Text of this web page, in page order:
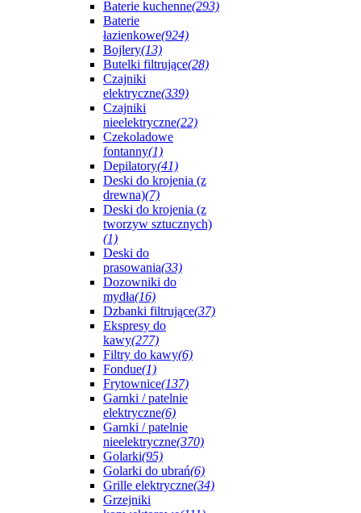
Baterie kuchenne(293)
Baterie
łazienkowe(924)
Bojlery(13)
Butelki filtrujące(28)
Czajniki
elektryczne(339)
Czajniki
nieelektryczne(22)
Czekoladowe
fontanny(1)
Depilatory(41)
Deski do krojenia (z
drewna)(7)
Deski do krojenia (z
tworzyw sztucznych)
(1)
Deski do
prasowania(33)
Dozowniki do
mydła(16)
Dzbanki filtrujące(37)
Ekspresy do
kawy(277)
Filtry do kawy(6)
Fondue(1)
Frytownice(137)
Garnki / patelnie
elektryczne(6)
Garnki / patelnie
nieelektryczne(370)
Golarki(95)
Golarki do ubrań(6)
Grille elektryczne(34)
Grzejniki